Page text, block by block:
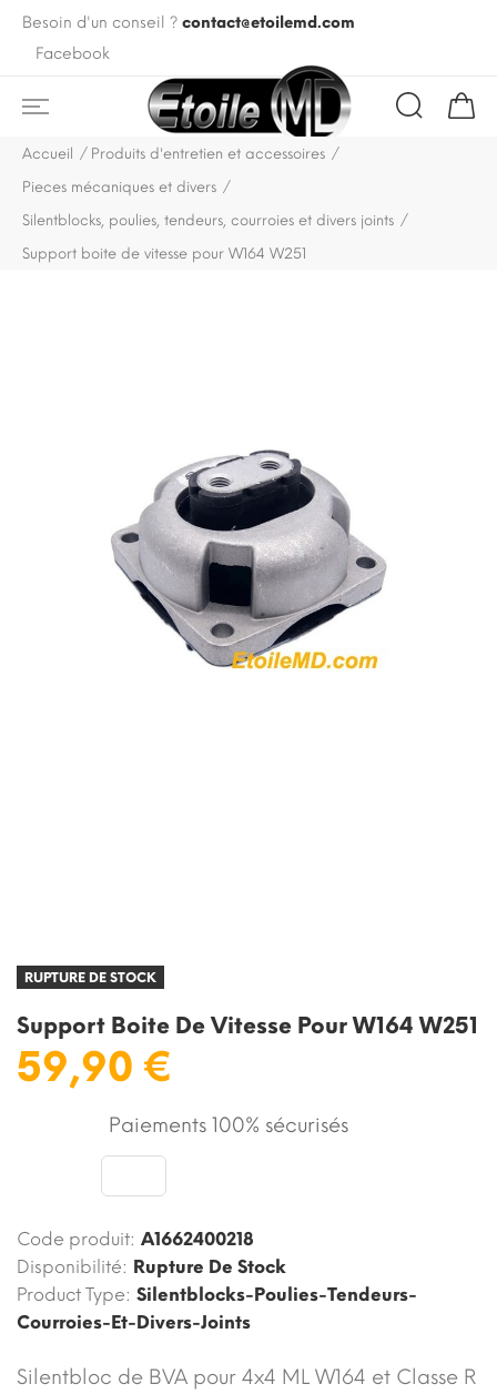
Besoin d'un conseil ? contact@etoilemd.com
Facebook
Accueil
Produits d'entretien et accessoires
Pieces mécaniques et divers
Silentblocks, poulies, tendeurs, courroies et divers joints
Support boite de vitesse pour W164 W251
RUPTURE DE STOCK
Support Boite De Vitesse Pour W164 W251
59,90 €
Paiements 100% sécurisés
Code produit: A1662400218
Disponibilité: Rupture De Stock
Product Type: Silentblocks-Poulies-Tendeurs-
Courroies-Et-Divers-Joints
Silentbloc de BVA pour 4x4 ML W164 et Classe R